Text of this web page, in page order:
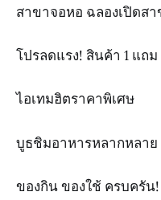
สาขาจอหอ ฉลองเปิดส
โปรลดแรง! สินค้า 1 แถม
ไอเทมฮิตราคาพิเศษ
บูธชิมอาหารหลากหลาย
ของกิน ของใช้ ครบครัน!